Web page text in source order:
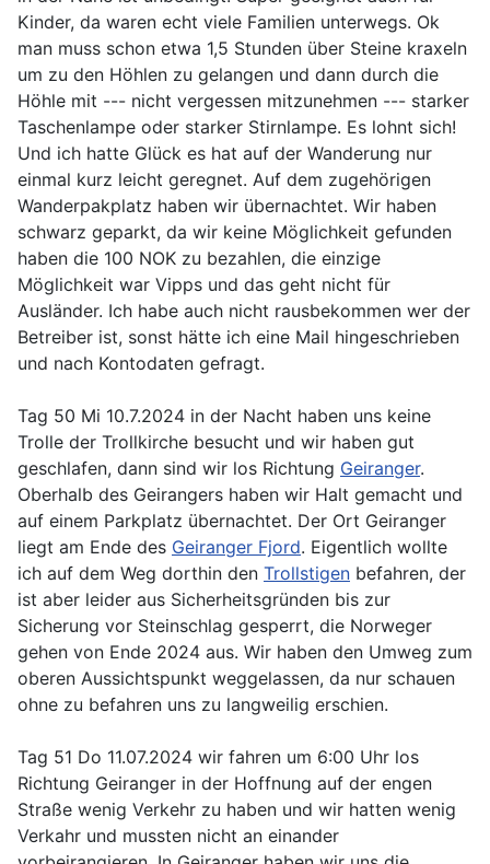
Kinder, da waren echt viele Familien unterwegs. Ok
man muss schon etwa 1,5 Stunden über Steine kraxeln
um zu den Höhlen zu gelangen und dann durch die
Höhle mit --- nicht vergessen mitzunehmen --- starker
Taschenlampe oder starker Stirnlampe. Es lohnt sich!
Und ich hatte Glück es hat auf der Wanderung nur
einmal kurz leicht geregnet. Auf dem zugehörigen
Wanderpakplatz haben wir übernachtet. Wir haben
schwarz geparkt, da wir keine Möglichkeit gefunden
haben die 100 NOK zu bezahlen, die einzige
Möglichkeit war Vipps und das geht nicht für
Ausländer. Ich habe auch nicht rausbekommen wer der
Betreiber ist, sonst hätte ich eine Mail hingeschrieben
und nach Kontodaten gefragt.
Tag 50 Mi 10.7.2024 in der Nacht haben uns keine
Trolle der Trollkirche besucht und wir haben gut
geschlafen, dann sind wir los Richtung Geiranger.
Oberhalb des Geirangers haben wir Halt gemacht und
auf einem Parkplatz übernachtet. Der Ort Geiranger
liegt am Ende des Geiranger Fjord. Eigentlich wollte
ich auf dem Weg dorthin den Trollstigen befahren, der
ist aber leider aus Sicherheitsgründen bis zur
Sicherung vor Steinschlag gesperrt, die Norweger
gehen von Ende 2024 aus. Wir haben den Umweg zum
oberen Aussichtspunkt weggelassen, da nur schauen
ohne zu befahren uns zu langweilig erschien.
Tag 51 Do 11.07.2024 wir fahren um 6:00 Uhr los
Richtung Geiranger in der Hoffnung auf der engen
Straße wenig Verkehr zu haben und wir hatten wenig
Verkahr und mussten nicht an einander